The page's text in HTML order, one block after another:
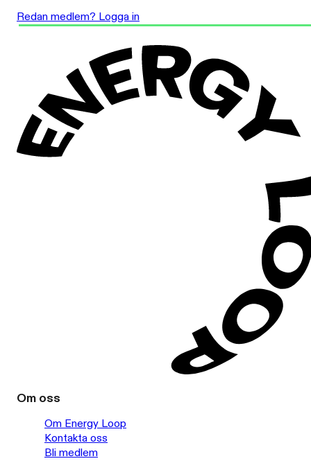
Redan medlem? Logga in
Om oss
Om Energy Loop
Kontakta oss
Bli medlem